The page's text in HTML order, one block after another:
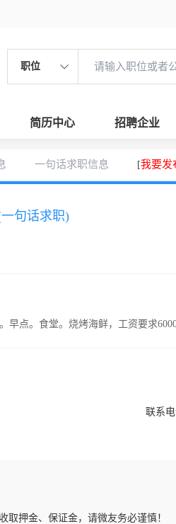
职位
简历中心 招聘企业
一句话求职信息 [我要发
句话求职)
早点。食堂。烧烤海鲜，工资要求
联系电
取押金、保证金，请微友务必谨慎！